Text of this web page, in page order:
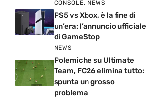
CONSOLE, NEWS
PS5 vs Xbox, è la fine di
un’era: l’annuncio ufficiale
di GameStop
NEWS
Polemiche su Ultimate
Team, FC26 elimina tutto:
spunta un grosso
problema